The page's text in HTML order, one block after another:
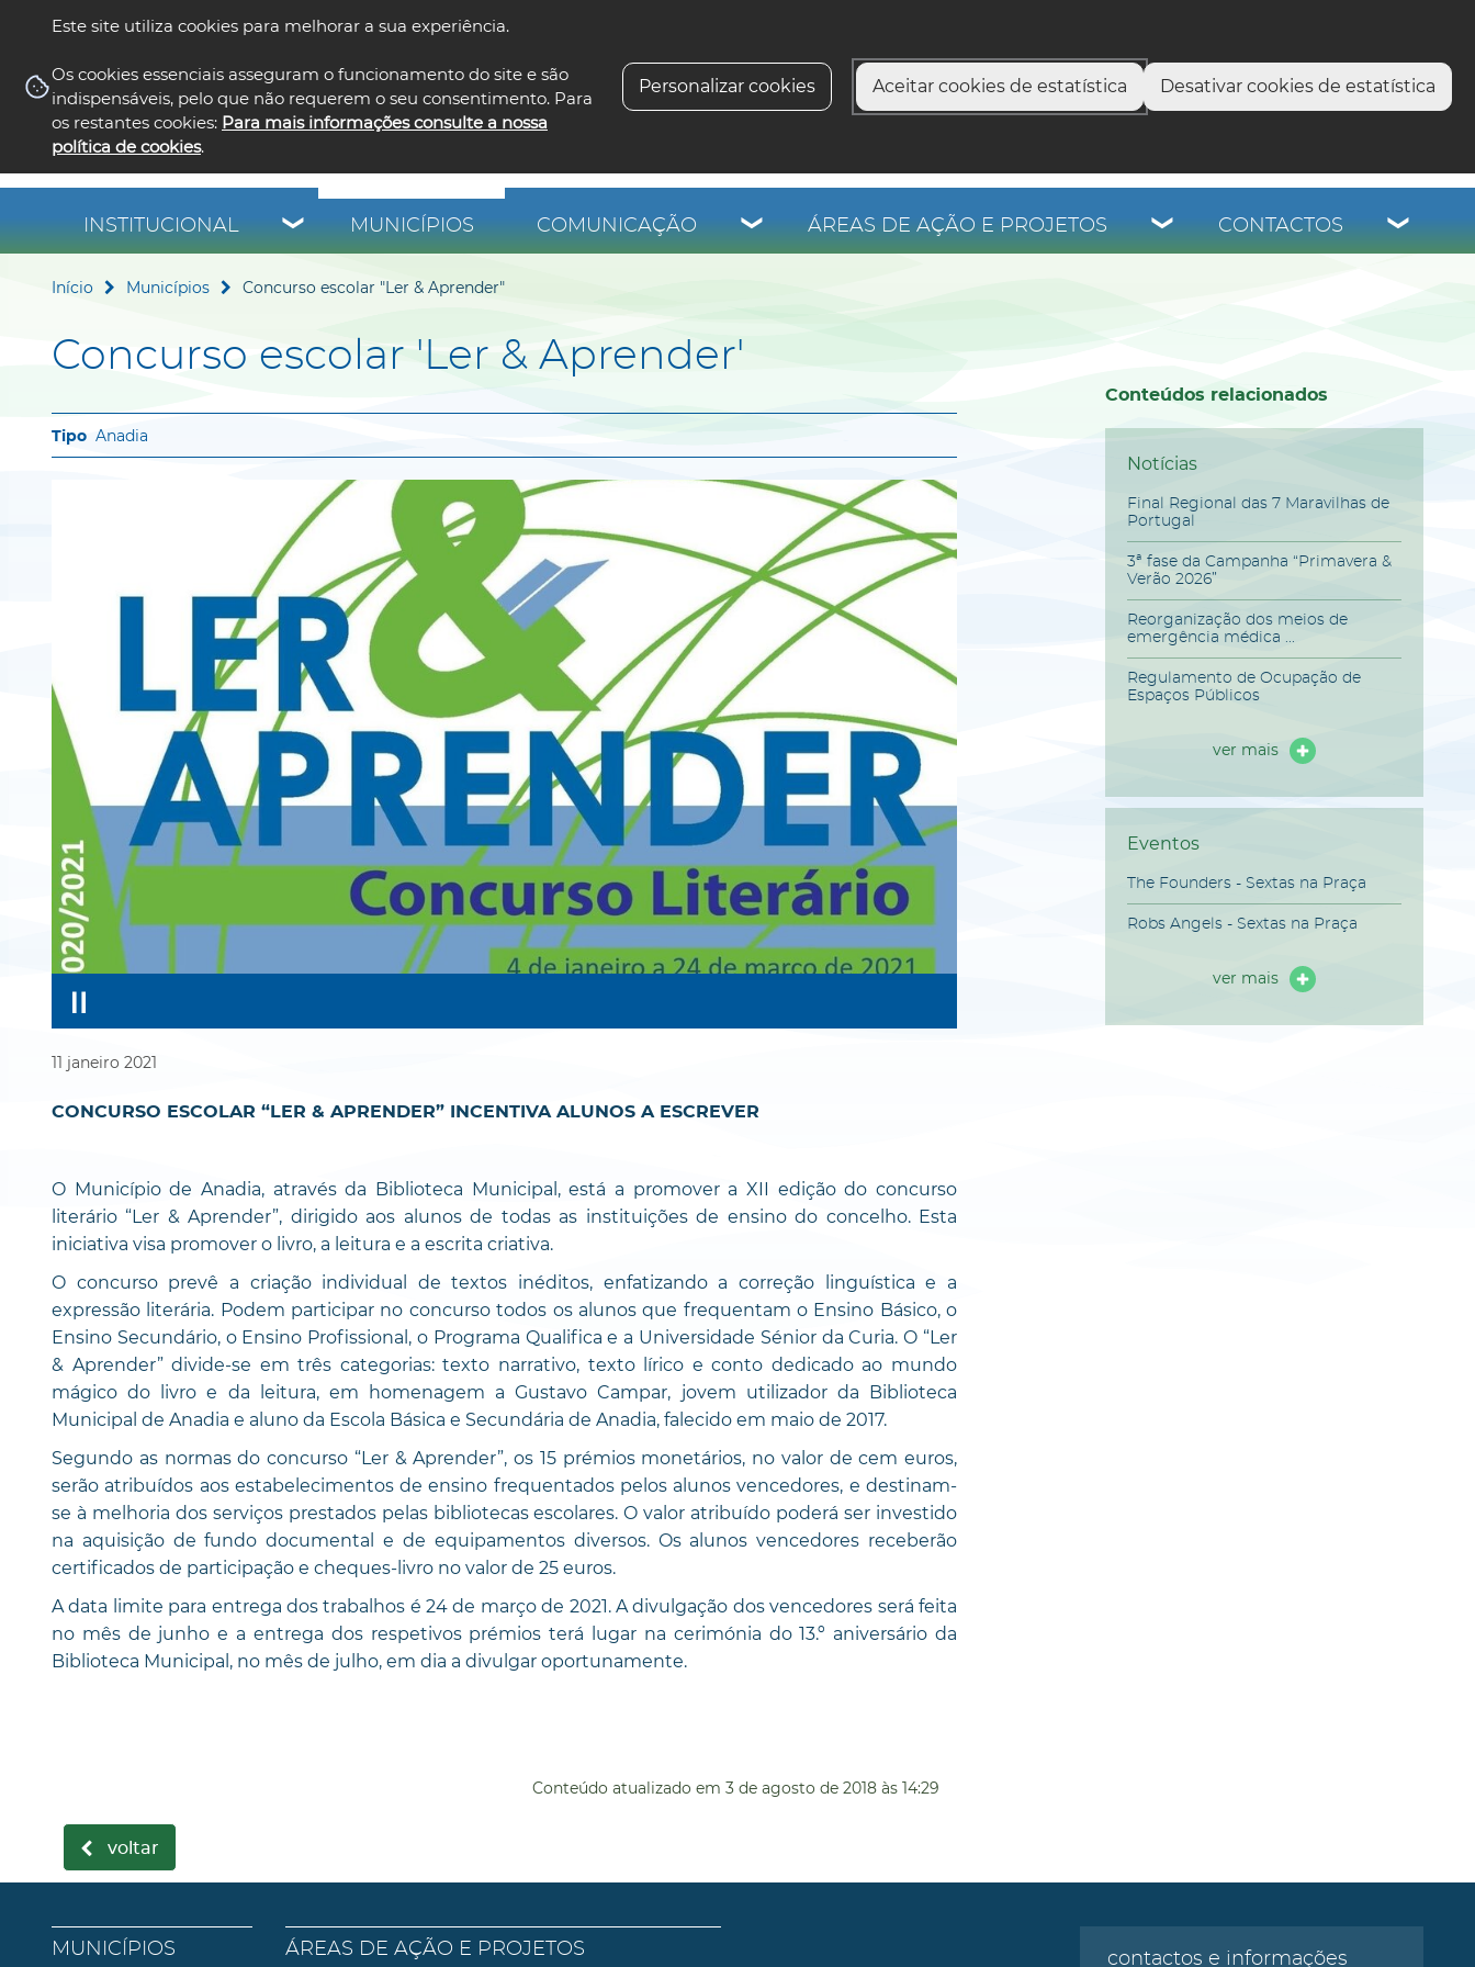
Este site utiliza cookies para melhorar a sua experiência.
Os cookies essenciais asseguram o funcionamento do site e são
indispensáveis, pelo que não requerem o seu consentimento. Para
os restantes cookies: Para mais informações consulte a nossa
política de cookies.
Personalizar cookies Aceitar cookies de estatística Desativar cookies de estatística
INSTITUCIONAL MUNICÍPIOS COMUNICAÇÃO ÁREAS DE AÇÃO E PROJETOS CONTACTOS
Início Municípios Concurso escolar "Ler & Aprender"
Concurso escolar 'Ler & Aprender'
Anadia
11 janeiro 2021
CONCURSO ESCOLAR “LER & APRENDER” INCENTIVA ALUNOS A ESCREVER
O Município de Anadia, através da Biblioteca Municipal, está a promover a XII edição do concurso
literário “Ler & Aprender”, dirigido aos alunos de todas as instituições de ensino do concelho. Esta
iniciativa visa promover o livro, a leitura e a escrita criativa.
O concurso prevê a criação individual de textos inéditos, enfatizando a correção linguística e a
expressão literária. Podem participar no concurso todos os alunos que frequentam o Ensino Básico, o
Ensino Secundário, o Ensino Profissional, o Programa Qualifica e a Universidade Sénior da Curia. O “Ler
& Aprender” divide-se em três categorias: texto narrativo, texto lírico e conto dedicado ao mundo
mágico do livro e da leitura, em homenagem a Gustavo Campar, jovem utilizador da Biblioteca
Municipal de Anadia e aluno da Escola Básica e Secundária de Anadia, falecido em maio de 2017.
Segundo as normas do concurso “Ler & Aprender”, os 15 prémios monetários, no valor de cem euros,
serão atribuídos aos estabelecimentos de ensino frequentados pelos alunos vencedores, e destinam-
se à melhoria dos serviços prestados pelas bibliotecas escolares. O valor atribuído poderá ser investido
na aquisição de fundo documental e de equipamentos diversos. Os alunos vencedores receberão
certificados de participação e cheques-livro no valor de 25 euros.
A data limite para entrega dos trabalhos é 24 de março de 2021. A divulgação dos vencedores será feita
no mês de junho e a entrega dos respetivos prémios terá lugar na cerimónia do 13.º aniversário da
Biblioteca Municipal, no mês de julho, em dia a divulgar oportunamente.
Conteúdos relacionados
Notícias
Final Regional das 7 Maravilhas de
Portugal
3ª fase da Campanha “Primavera &
Verão 2026”
Reorganização dos meios de
emergência médica ...
Regulamento de Ocupação de
Espaços Públicos
ver mais
Eventos
The Founders - Sextas na Praça
Robs Angels - Sextas na Praça
ver mais
Conteúdo atualizado em 3 de agosto de 2018 às 14:29
voltar
MUNICÍPIOS
ÁREAS DE AÇÃO E PROJETOS contactos e informações